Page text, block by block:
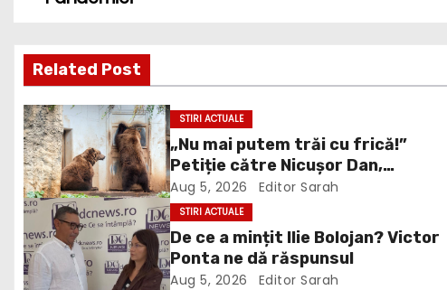
t
n
a
v
i
g
Related Post
STIRI ACTUALE
„Nu mai putem trăi cu frică!”
Petiție către Nicușor Dan,
Bolojan și Buzoianu după
atacurile urșilor din Covasna
Aug 5, 2026 Editor Sarah
STIRI ACTUALE
De ce a mințit Ilie Bolojan? Victor
Ponta ne dă răspunsul
Aug 5, 2026 Editor Sarah